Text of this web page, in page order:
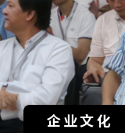
企业文化